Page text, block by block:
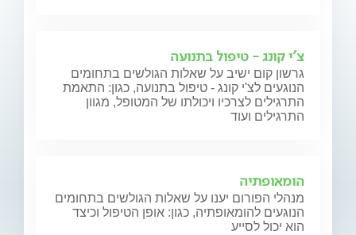
צ'י קונג - טיפול בתנועה
גרשון קום ישיב על שאלות הגולשים בתחומים
הנוגעים לצ'י קונג - טיפול בתנועה, כגון: התאמת
התרגילים לצרכיו ויכולתו של המטופל, מגוון
התרגילים ועוד
הומאופתיה
מנהלי הפורום יענו על שאלות הגולשים בתחומים
הנוגעים להומאופתיה, כגון: אופן הטיפול וכיצד
הוא יכול לסייע